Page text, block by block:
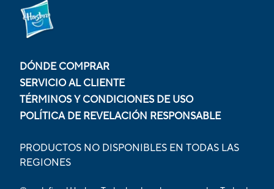
DÓNDE COMPRAR
SERVICIO AL CLIENTE
TÉRMINOS Y CONDICIONES DE USO
POLÍTICA DE REVELACIÓN RESPONSABLE
PRODUCTOS NO DISPONIBLES EN TODAS LAS
REGIONES